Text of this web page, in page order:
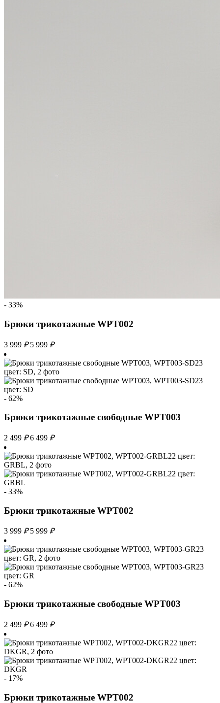
- 33%
Брюки трикотажные WPT002
3 999 ₽ 5 999 ₽
- 62%
Брюки трикотажные свободные WPT003
2 499 ₽ 6 499 ₽
- 33%
Брюки трикотажные WPT002
3 999 ₽ 5 999 ₽
- 62%
Брюки трикотажные свободные WPT003
2 499 ₽ 6 499 ₽
- 17%
Брюки трикотажные WPT002